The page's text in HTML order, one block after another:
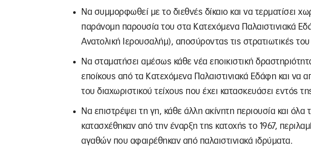
Να συμμορφωθεί με το διεθνές δίκαιο και να τερματίσει
παράνομη παρουσία του στα Κατεχόμενα Παλαιστινιακά
Ανατολική Ιερουσαλήμ), αποσύροντας τις στρατιωτικές του
Να σταματήσει αμέσως κάθε νέα εποικιστική
εποίκους από τα Κατεχόμενα Παλαιστινιακά Εδάφη και να
του διαχωριστικού τείχους που έχει κατασκευάσει εντός
Να επιστρέψει τη γη, κάθε άλλη ακίνητη περιουσία και όλα
κατασχέθηκαν από την έναρξη της κατοχής το 1967,
αγαθών που αφαιρέθηκαν από παλαιστινιακά ιδρύματα.